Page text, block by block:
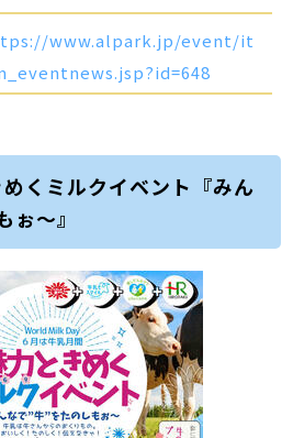
www.alpark.jp/event/it
めくミルクイベント『みん
～』